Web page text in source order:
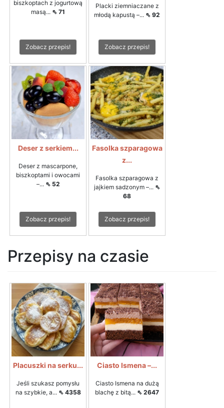
biszkoptach z jogurtową
masą... ⇖ 71
Zobacz przepis!
Placki ziemniaczane z
młodą kapustą –... ⇖ 92
Zobacz przepis!
Deser z serkiem...
Deser z mascarpone,
biszkoptami i owocami
–... ⇖ 52
Zobacz przepis!
Fasolka szparagowa
z...
Fasolka szparagowa z
jajkiem sadzonym –... ⇖
68
Zobacz przepis!
Przepisy na czasie
Placuszki na serku...
Jeśli szukasz pomysłu
na szybkie, a... ⇖ 4358
Ciasto Ismena –...
Ciasto Ismena na dużą
blachę z bitą... ⇖ 2647